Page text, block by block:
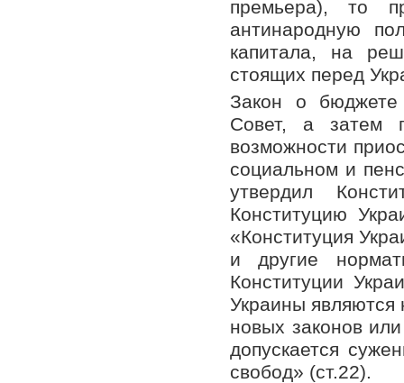
премьера), то
антинародную
капитала, на
стоящих перед
Закон о бюджете
Совет, а затем
возможности
социальном и
утвердил
Конституцию
«Конституция
и другие
Конституции
Украины являются
новых законов
допускается
свобод» (ст.22).